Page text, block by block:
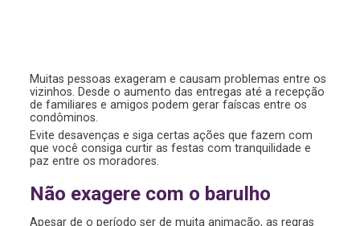
Muitas pessoas exageram e causam problemas entre os
vizinhos. Desde o aumento das entregas até a recepção
de familiares e amigos podem gerar faíscas entre os
condôminos.
Evite desavenças e siga certas ações que fazem com
que você consiga curtir as festas com tranquilidade e
paz entre os moradores.
Não exagere com o barulho
Apesar de o período ser de muita animação, as regras